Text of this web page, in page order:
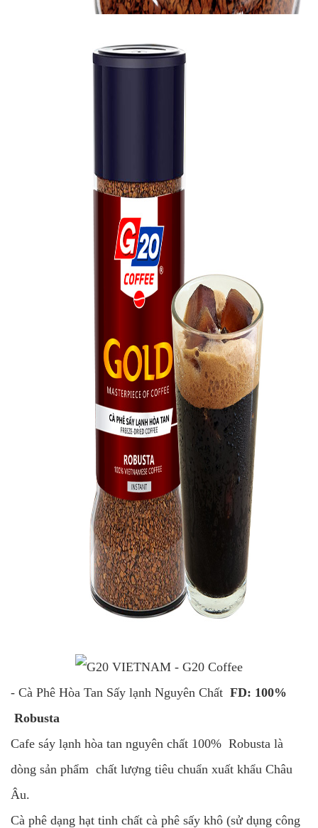
- Cà Phê Hòa Tan Sấy lạnh Nguyên Chất FD: 100%
Robusta
Cafe sáy lạnh hòa tan nguyên chất 100% Robusta là
dòng sản phẩm chất lượng tiêu chuẩn xuất khẩu Châu
Âu.
Cà phê dạng hạt tinh chất cà phê sấy khô (sử dụng công